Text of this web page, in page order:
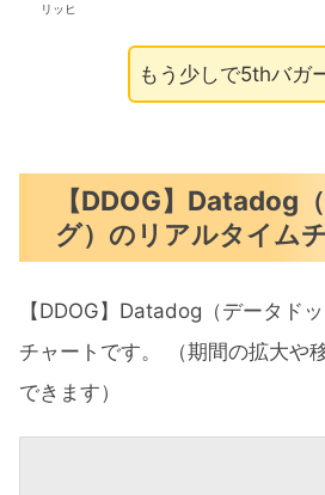
リッヒ
もう少しで5thバガ
【DDOG】Datadog
グ）のリアルタイム
【DDOG】Datadog（データド
チャートです。 （期間の拡大や
できます）